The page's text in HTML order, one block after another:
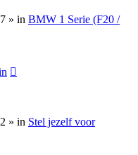
» in BMW 1 Serie (F20 /
» in Stel jezelf voor